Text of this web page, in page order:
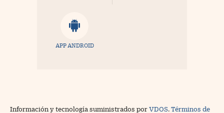
APP ANDROID
Información y tecnología suministrados por VDOS Términos de